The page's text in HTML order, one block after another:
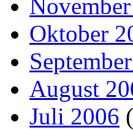
Oktober
August
Juli 2006